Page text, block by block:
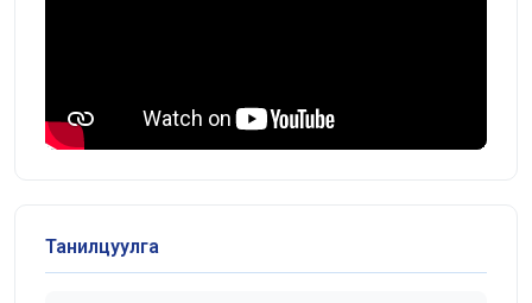
Танилцуулга